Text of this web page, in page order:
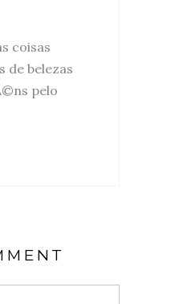
coisas
de belezas
pelo